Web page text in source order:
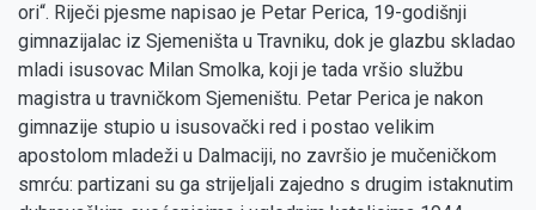
ori“. Riječi pjesme napisao je Petar Perica, 19-godišnji
gimnazijalac iz Sjemeništa u Travniku, dok je glazbu skladao
mladi isusovac Milan Smolka, koji je tada vršio službu
magistra u travničkom Sjemeništu. Petar Perica je nakon
gimnazije stupio u isusovački red i postao velikim
apostolom mladeži u Dalmaciji, no završio je mučeničkom
smrću: partizani su ga strijeljali zajedno s drugim istaknutim